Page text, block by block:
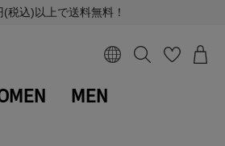
税込)以上で送料無料！
MEN